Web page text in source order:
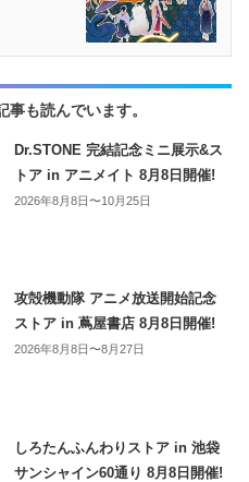
も読んでいます。
Dr.STONE 完結記念ミニ展示&ス
トア in アニメイト 8月8日開催!
2026年8月8日〜10月25日
攻殻機動隊 アニメ放送開始記念
ストア in 蔦屋書店 8月8日開催!
2026年8月8日〜8月27日
しろたんふんわりストア in 池袋
サンシャイン60通り 8月8日開催!